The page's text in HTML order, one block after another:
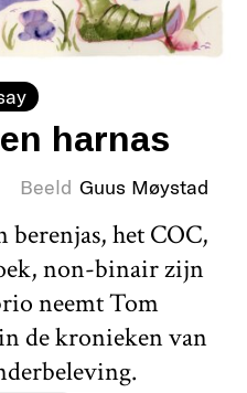
harnas
Beeld Guus Møystad
berenjas, het COC,
non-binair zijn
neemt Tom
de kronieken van